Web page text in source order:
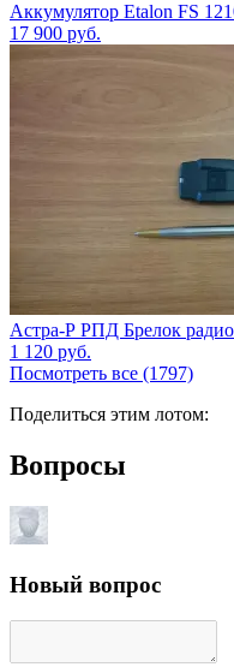
Аккумулятор Etalon FS
17 900 руб.
Астра-Р РПД Брелок
1 120 руб.
Посмотреть все (1797)
Поделиться этим лотом:
Вопросы
Новый вопрос